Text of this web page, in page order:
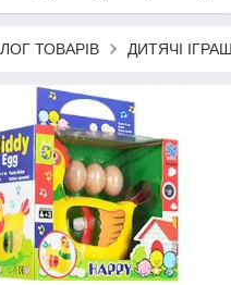
ТОВАРІВ ДИТЯЧІ